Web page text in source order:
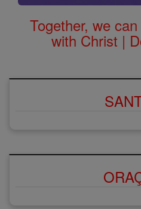
Together, we
with Christ |